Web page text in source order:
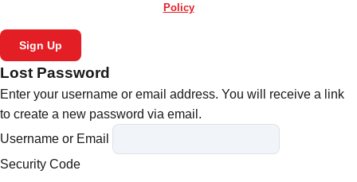
Policy
Sign Up
Lost Password
Enter your username or email address. You will receive a link
to create a new password via email.
Username or Email
Security Code